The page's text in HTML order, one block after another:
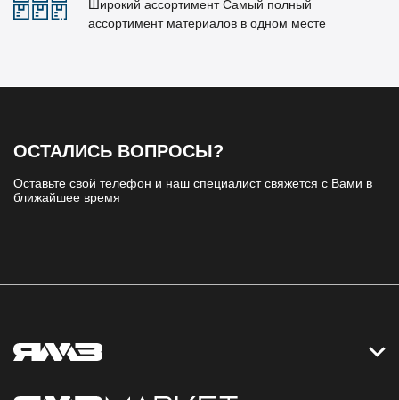
Широкий ассортимент Самый полный
ассортимент материалов в одном месте
ОСТАЛИСЬ ВОПРОСЫ?
Оставьте свой телефон и наш специалист свяжется с Вами в
ближайшее время
Контакты